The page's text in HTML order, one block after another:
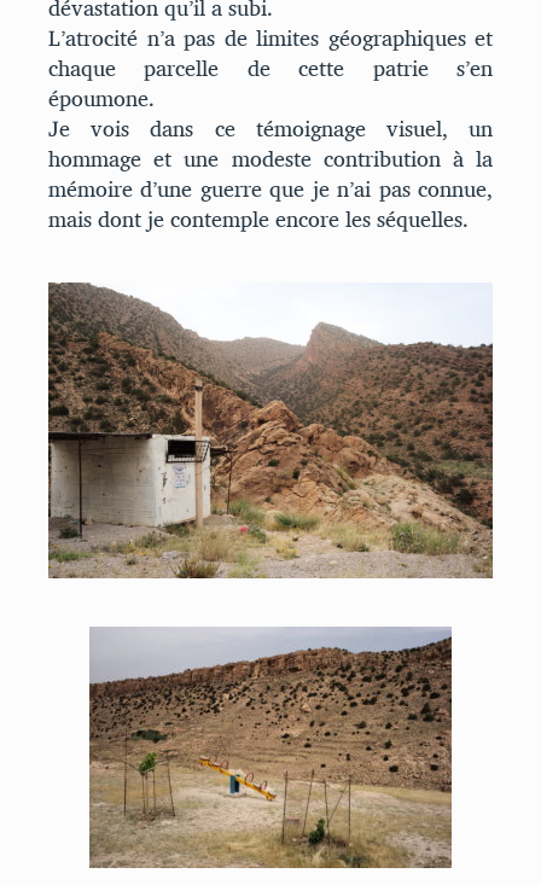
L’atrocité n’a pas de limites géographiques et
chaque parcelle de cette patrie s’en
époumone.
Je vois dans ce témoignage visuel, un
hommage et une modeste contribution à la
mémoire d’une guerre que je n’ai pas connue,
mais dont je contemple encore les séquelles.